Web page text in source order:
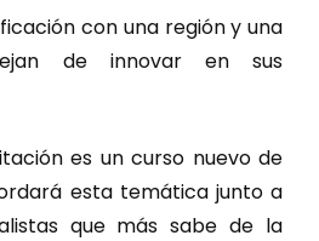
con una región y una
de innovar en sus
es un curso nuevo de
esta temática junto a
que más sabe de la